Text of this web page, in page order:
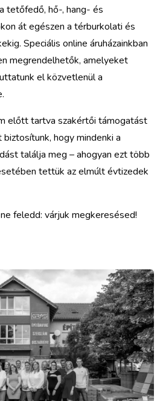
tetőfedő, hő-, hang- és
át egészen a térburkolati és
Speciális online áruházainkban
megrendelhetők, amelyeket
el közvetlenül a
előtt tartva szakértői támogatást
hogy mindenki a
találja meg – ahogyan ezt több
tettük az elmúlt évtizedek
feledd: várjuk megkeresésed!